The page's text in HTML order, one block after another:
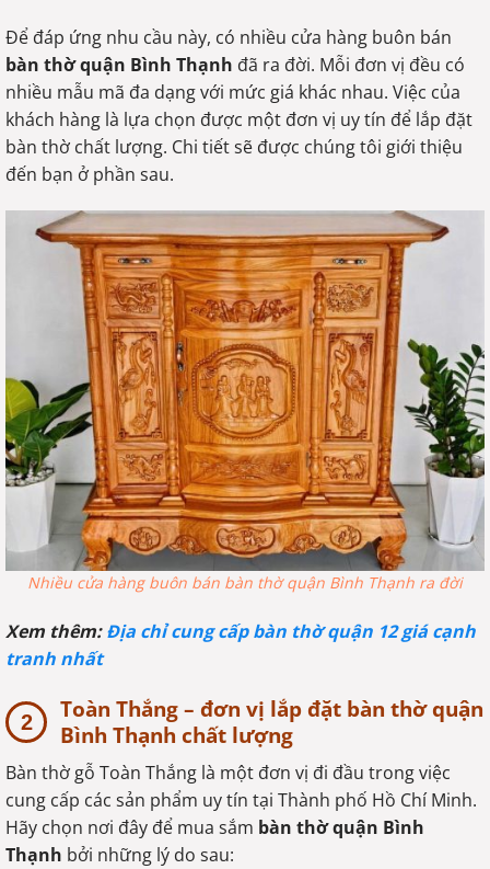
Để đáp ứng nhu cầu này, có nhiều cửa hàng buôn bán
bàn thờ quận Bình Thạnh đã ra đời. Mỗi đơn vị đều có
nhiều mẫu mã đa dạng với mức giá khác nhau. Việc của
khách hàng là lựa chọn được một đơn vị uy tín để lắp đặt
bàn thờ chất lượng. Chi tiết sẽ được chúng tôi giới thiệu
đến bạn ở phần sau.
Nhiều cửa hàng buôn bán bàn thờ quận Bình Thạnh ra đời
Xem thêm:Địa chỉ cung cấp bàn thờ quận 12 giá cạnh
tranh nhất
Toàn Thắng – đơn vị lắp đặt bàn thờ quận
Bình Thạnh chất lượng
Bàn thờ gỗ Toàn Thắng là một đơn vị đi đầu trong việc
cung cấp các sản phẩm uy tín tại Thành phố Hồ Chí Minh.
Hãy chọn nơi đây để mua sắm bàn thờ quận Bình
Thạnh bởi những lý do sau: